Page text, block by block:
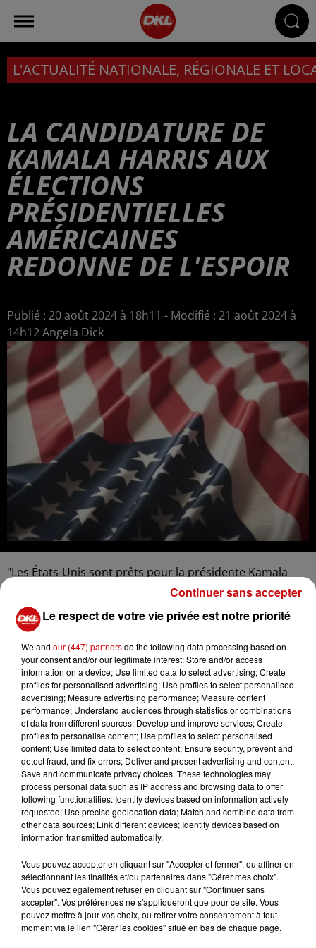
L'ACTUALITÉ NATIONALE, RÉGIONALE ET
LA CANDIDATURE DE
KAMALA HARRIS AUX
ÉLECTIONS
PRÉSIDENTIELLES
AMÉRICAINES
REDONNE DE L'ESPOIR
Publié : 20 août 2024 à 18h11 - Modifié : 21 août 2024 à
14h12 Angela Dick
"Les États-Unis sont prêts pour la présidente Kamala
Harris", a déclaré Barack Obama ce mardi lors de la
convention démocrate à Chicago. Dans cette ville où
l'ancien président a passé une partie de sa jeunesse, la
attentes.
"Yes, she can !" Depuis la tribune de la convention
démocrate, mardi 20 août, Barack Obama a enflammé la
salle du United Center de Chicago. En revisitant son
célèbre slogan de campagne, il a affirmé que Kamala
Harris est, selon lui, la digne héritière de son parcours.
Avant lui, Michelle Obama, tout aussi acclamée par les
partisans du parti, a pris la parole, déclarant que
"l'espoir est de retour" à moins de trois mois de
l'élection présidentielle.
LES AUTRES ACTUALITÉS
Le respect de votre vie privée est notre priorité
We and our (447) partnersdo the following data processing based on
your consent and/or our legitimate interest: Store and/or access
information on a device; Use limited data to select advertising; Create
profiles for personalised advertising; Use profiles to select personalised
advertising; Measure advertising performance; Measure content
performance; Understand audiences through statistics or combinations
of data from different sources; Develop and improve services; Create
profiles to personalise content; Use profiles to select personalised
content; Use limited data to select content; Ensure security, prevent and
detect fraud, and fix errors; Deliver and present advertising and content;
Save and communicate privacy choices. These technologies may
process personal data such as IP address and browsing data to offer
following functionalities: Identify devices based on information actively
requested; Use precise geolocation data; Match and combine data from
other data sources; Link different devices; Identify devices based on
information transmitted automatically.
Vous pouvez accepter en cliquant sur "Accepter et fermer", ou affiner en
sélectionnant les finalités et/ou partenaires dans "Gérer mes choix".
Vous pouvez également refuser en cliquant sur "Continuer sans
accepter". Vos préférences ne s'appliqueront que pour ce site. Vous
pouvez mettre à jour vos choix, ou retirer votre consentement à tout
moment via le lien "Gérer les cookies" situé en bas de chaque page.
Continuer sans accepter